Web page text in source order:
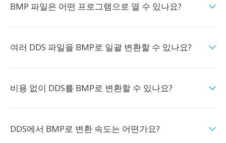
BMP 파일은 어떤 프로그램으로 열 수 있나요?
여러 DDS 파일을 BMP로 일괄 변환할 수 있나요?
비용 없이 DDS를 BMP로 변환할 수 있나요?
DDS에서 BMP로 변환 속도는 어떤가요?